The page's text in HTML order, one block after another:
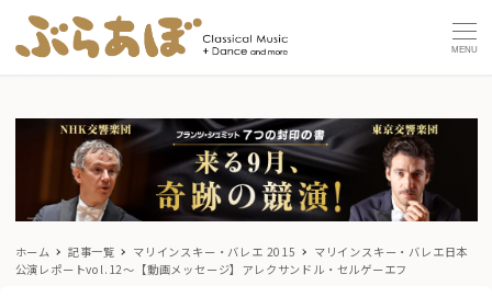
MENU
ホーム 記事一覧 マリインスキー・バレエ 2015
マリインスキー・バレエ日本
公演レポートvol.12〜【動画メッセージ】アレクサンドル・セルゲーエフ